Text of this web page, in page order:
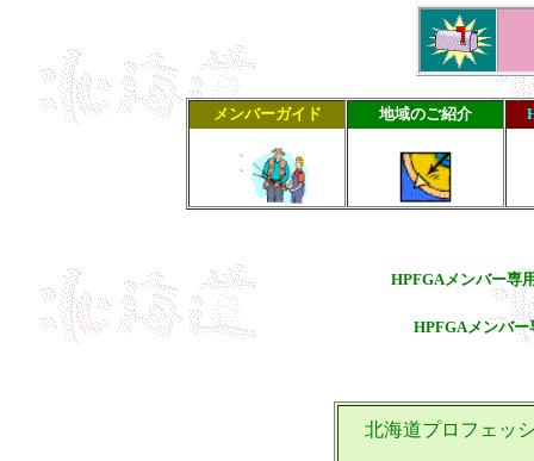
メンバーガイド 地域のご紹介
HPFGAメンバー専
HPFGAメンバー
北海道プロフェッ